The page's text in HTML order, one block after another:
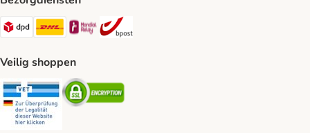
Dpd Shipping Method
DHL Shipping Method
Mondial Relay Shipping Method
Veilig shoppen
Security Security